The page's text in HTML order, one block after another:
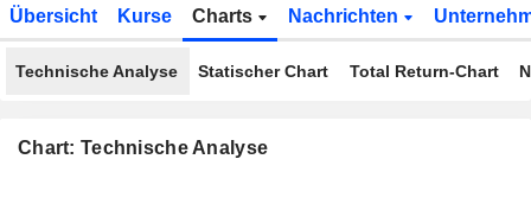
Übersicht Kurse Charts Nachrichten
Technische Analyse Statischer Chart Total Return-Chart
Chart: Technische Analyse